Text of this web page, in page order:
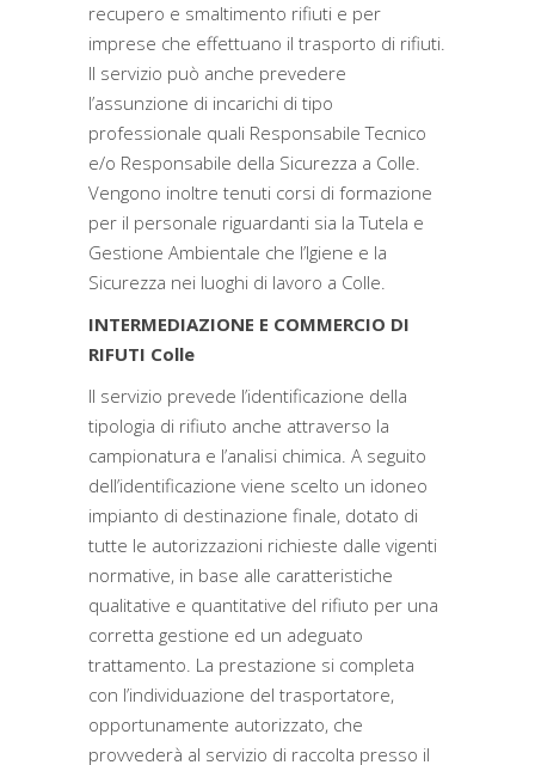
recupero e smaltimento rifiuti e per
imprese che effettuano il trasporto di rifiuti.
Il servizio può anche prevedere
l’assunzione di incarichi di tipo
professionale quali Responsabile Tecnico
e/o Responsabile della Sicurezza a Colle.
Vengono inoltre tenuti corsi di formazione
per il personale riguardanti sia la Tutela e
Gestione Ambientale che l’Igiene e la
Sicurezza nei luoghi di lavoro a Colle.
INTERMEDIAZIONE E COMMERCIO DI
RIFUTI Colle
Il servizio prevede l’identificazione della
tipologia di rifiuto anche attraverso la
campionatura e l’analisi chimica. A seguito
dell’identificazione viene scelto un idoneo
impianto di destinazione finale, dotato di
tutte le autorizzazioni richieste dalle vigenti
normative, in base alle caratteristiche
qualitative e quantitative del rifiuto per una
corretta gestione ed un adeguato
trattamento. La prestazione si completa
con l’individuazione del trasportatore,
opportunamente autorizzato, che
provvederà al servizio di raccolta presso il